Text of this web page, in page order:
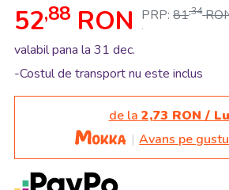
52,88 RON PRP: 81,34
.
valabil pana la 31 dec.
-Costul de transport nu este inclus
de la 2,73 RON /
Avans pe